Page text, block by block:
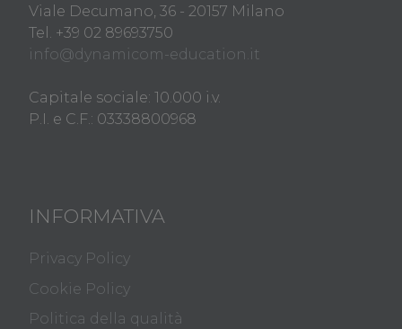
Viale Decumano, 36 - 20157 Milano
Tel. +39 02 89693750
info@dynamicom-education.it
Capitale sociale: 10.000 i.v.
P.I. e C.F.: 03338800968
INFORMATIVA
Privacy Policy
Cookie Policy
Politica della qualità